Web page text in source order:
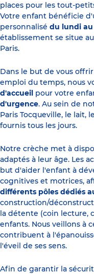
places pour les tout-
Votre enfant bénéficie
personnalisé du lundi au
établissement se situe
Paris.
Dans le but de vous
emploi du temps, nous
d'accueil pour votre
d'urgence. Au sein de
Paris Tocqueville, le lait,
fournis tous les jours.
Notre crèche met à
adaptés à leur âge. Les
but d'aider l'enfant à
cognitives et motrices,
différents pôles dédiés
construction/
la détente (coin lecture,
enfants. Nous veillons à
contribuent à
l'éveil de ses sens.
Afin de garantir la